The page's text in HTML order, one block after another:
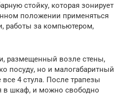
стойку, которая зонирует
положении применяться
работы за компьютером,
размещенный возле стены,
посуду, но и малогабаритный
4 стула. После трапезы
в шкаф, и можно свободно